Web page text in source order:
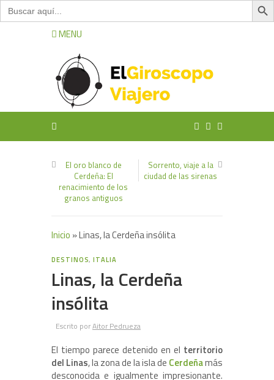
Buscar:
MENU
El oro blanco de
Cerdeña: El
renacimiento de los
granos antiguos
Sorrento, viaje a la
ciudad de las sirenas
Inicio »Linas, la Cerdeña insólita
DESTINOS,ITALIA
Linas, la Cerdeña
insólita
Escrito porAitor Pedrueza
El tiempo parece detenido en el territorio
del Linas, la zona de la isla de Cerdeñamás
desconocida e igualmente impresionante.